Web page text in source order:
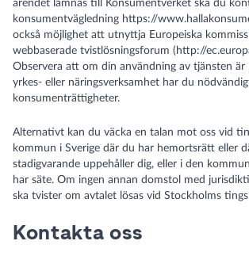
ärendet lämnas till Konsumentverket ska du
konsumentvägledning https://
också möjlighet att utnyttja Europeiska
webbaserade tvistlösningsforum ( http://
Observera att om din användning av tjänsten är
yrkes- eller näringsverksamhet har du
konsumenträttigheter.
Alternativt kan du väcka en talan mot oss vid
kommun i Sverige där du har hemortsrätt eller
stadigvarande uppehåller dig, eller i den
har säte. Om ingen annan domstol med
ska tvister om avtalet lösas vid Stockholms
Kontakta oss